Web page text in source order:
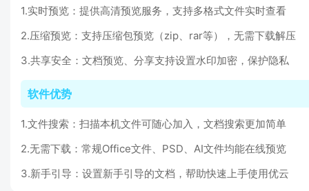
1.实时预览：提供高清预览服务，支持多格式文件实时查看
2.压缩预览：支持压缩包预览（zip、rar等），无需下载解压
3.共享安全：文档预览、分享支持设置水印加密，保护隐私
软件优势
1.文件搜索：扫描本机文件可随心加入，文档搜索更加简单
2.无需下载：常规Office文件、PSD、AI文件均能在线预览
3.新手引导：设置新手引导的文档，帮助快速上手使用优云